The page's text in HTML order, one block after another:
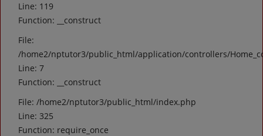
Line: 119
Function: __construct
File:
/home2/nptutor3/public_html/application/controllers/
Line: 7
Function: __construct
File: /home2/nptutor3/public_html/index.php
Line: 325
Function: require_once